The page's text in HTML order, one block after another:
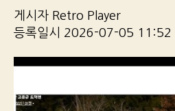
게시자 Retro Player
등록일시 2026-07-05 11:52